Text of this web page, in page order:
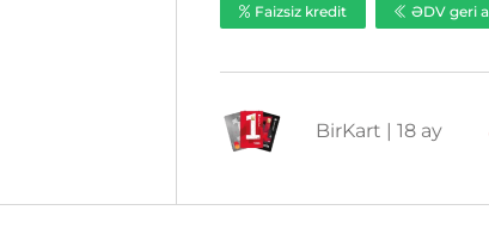
Faizsiz kredit ƏDV geri
BirKart | 18 ay